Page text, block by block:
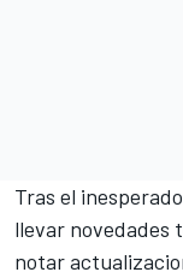
Tras el
llevar novedades
notar